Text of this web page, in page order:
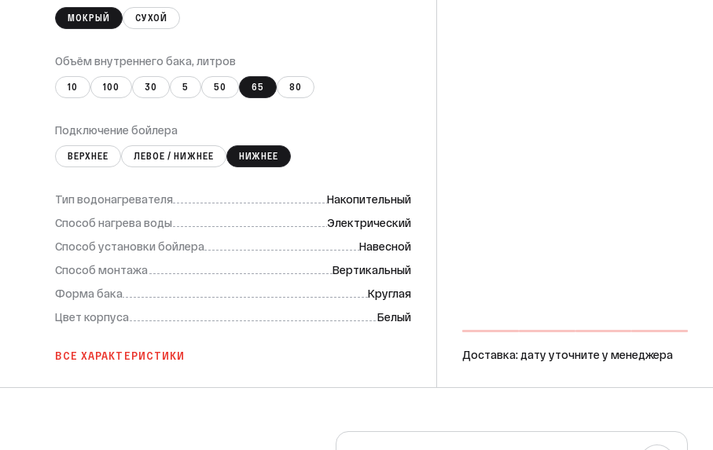
МОКРЫЙ СУХОЙ
Объём внутреннего бака, литров
10 100 30 5 50 65 80
Подключение бойлера
ВЕРХНЕЕ ЛЕВОЕ / НИЖНЕЕ НИЖНЕЕ
Тип водонагревателя
Накопительный
Способ нагрева воды
Электрический
Способ установки бойлера
Навесной
Способ монтажа
Вертикальный
Форма бака
Круглая
Цвет корпуса
Белый
ВСЕ ХАРАКТЕРИСТИКИ Доставка: дату уточните у менеджера